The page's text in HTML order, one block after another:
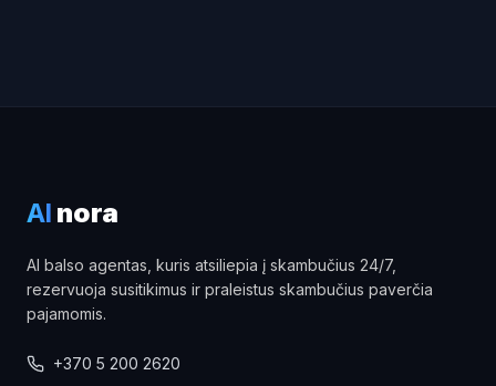
AI nora
AI balso agentas, kuris atsiliepia į skambučius 24/7,
rezervuoja susitikimus ir praleistus skambučius paverčia
pajamomis.
+370 5 200 2620